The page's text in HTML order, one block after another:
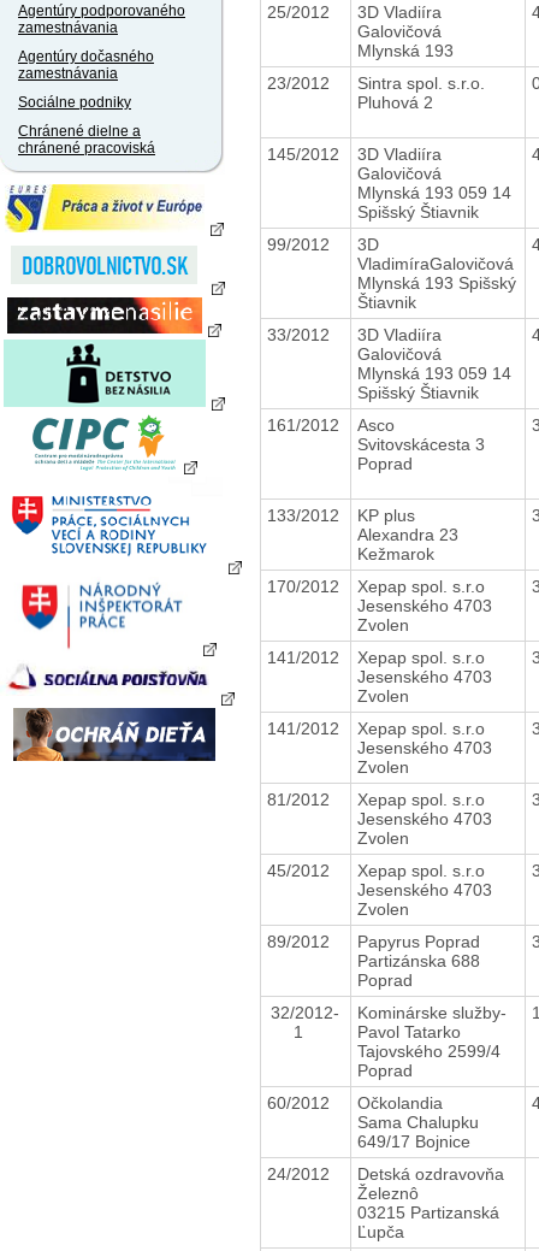
Agentúry podporovaného
zamestnávania
Agentúry dočasného
zamestnávania
Sociálne podniky
Chránené dielne a
chránené pracoviská
25/2012
3D Vladiíra
Galovičová
Mlynská 193
23/2012
Sintra spol. s.r.o.
Pluhová 2
145/2012
3D Vladiíra
Galovičová
Mlynská 193 059 14
Spišský Štiavnik
99/2012
3D
VladimíraGalovičová
Mlynská 193 Spišský
Štiavnik
33/2012
3D Vladiíra
Galovičová
Mlynská 193 059 14
Spišský Štiavnik
161/2012
Asco
Svitovskácesta 3
Poprad
133/2012
KP plus
Alexandra 23
Kežmarok
170/2012
Xepap spol. s.r.o
Jesenského 4703
Zvolen
141/2012
Xepap spol. s.r.o
Jesenského 4703
Zvolen
141/2012
Xepap spol. s.r.o
Jesenského 4703
Zvolen
81/2012
Xepap spol. s.r.o
Jesenského 4703
Zvolen
45/2012
Xepap spol. s.r.o
Jesenského 4703
Zvolen
89/2012
Papyrus Poprad
Partizánska 688
Poprad
32/2012-
1
Kominárske služby-
Pavol Tatarko
Tajovského 2599/4
Poprad
60/2012
Očkolandia
Sama Chalupku
649/17 Bojnice
24/2012
Detská ozdravovňa
Železnô
03215 Partizanská
Ľupča